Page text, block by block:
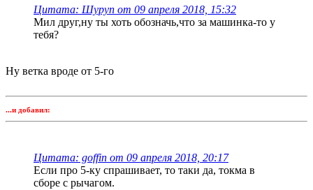
Цитата: Шуруп от 09 апреля 2018, 15:32
Мил друг,ну ты хоть обозначь,что за машинка-то у
тебя?
Ну ветка вроде от 5-го
...и добавил:
Цитата: goffin от 09 апреля 2018, 20:17
Если про 5-ку спрашивает, то таки да, токма в
сборе с рычагом.